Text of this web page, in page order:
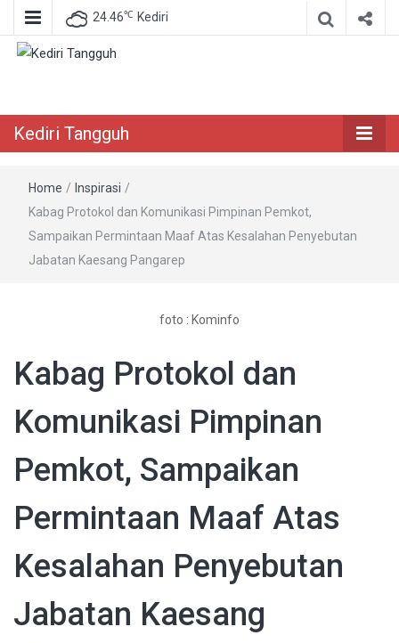
24.46℃ Kediri
Kediri Tangguh
Home / Inspirasi /
Kabag Protokol dan Komunikasi Pimpinan Pemkot,
Sampaikan Permintaan Maaf Atas Kesalahan Penyebutan
Jabatan Kaesang Pangarep
foto : Kominfo
Kabag Protokol dan
Komunikasi Pimpinan
Pemkot, Sampaikan
Permintaan Maaf Atas
Kesalahan Penyebutan
Jabatan Kaesang